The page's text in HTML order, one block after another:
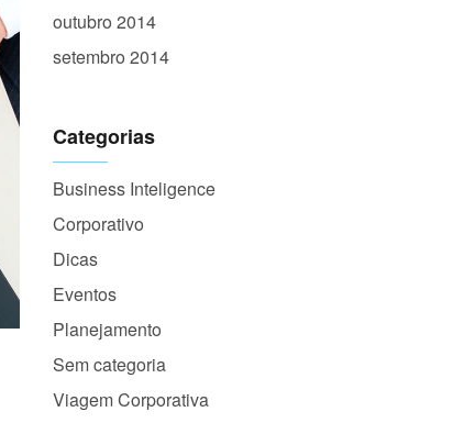
outubro 2014
setembro 2014
Categorias
Business Inteligence
Corporativo
Dicas
Eventos
Planejamento
Sem categoria
Viagem Corporativa